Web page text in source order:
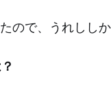
ので、うれししか